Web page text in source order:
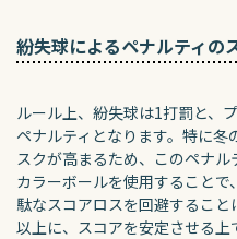
紛失球によるペナルティの
ルール上、紛失球は1打罰と、
ペナルティとなります。特に
スクが高まるため、このペナル
カラーボールを使用すること
駄なスコアロスを回避するこ
以上に、スコアを安定させる上